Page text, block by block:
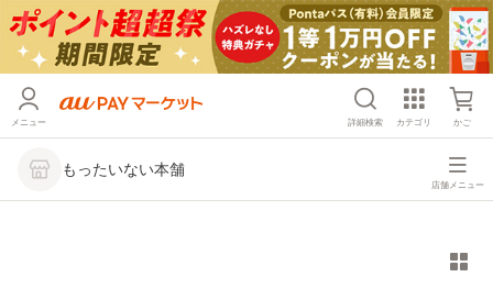
メニュー 詳細検索 カテゴリ かご
もったいない本舗
店舗メニュー